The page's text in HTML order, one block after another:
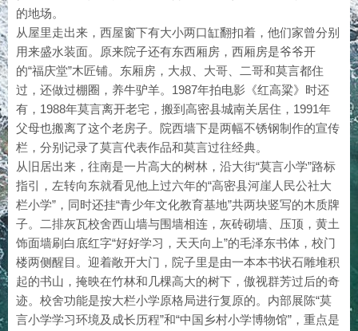
的地场。
从屋里走出来，西屋窗下有大小两口缸翻扣着，他们家曾分别
用来盛水装面。原来院子还有东西厢房，西厢房是爷爷开
的“福庆堂”木匠铺。东厢房，大叔、大哥、二哥和莫言都住
过，还做过棚圈，养牛驴羊。1987年拍电影《红高粱》时还
有，1988年莫言离开老宅，搬到高密县城南关居住，1991年
父母也搬离了这个老房子。院西墙下是两幅不锈钢制作的宣传
栏，分别记录了莫言代表作品和莫言过往经典。
从旧居出来，往南是一片高大的树林，沿大街“莫言小学”路标
指引，左转向东就看见他上过六年的“高密县河崖人民公社大
栏小学”，同时还挂“青少年文化教育基地”共两块竖写的木质牌
子。二排灰瓦校舍西山墙与围墙相连，灰砖砌墙、压顶，黄土
饰面墙刷白底红字“好好学习，天天向上”的毛泽东书体，校门
楼两侧醒目。迎着敞开大门，院子里是由一本本书状石雕堆积
起的书山，掩映在竹林和几棵高大的树下，傲视群芳过后的奇
迹。校舍功能是按大栏小学原格局进行复原的。内部展陈“莫
言小学学习环境及成长历程”和“中国乡村小学博物馆”，重点是